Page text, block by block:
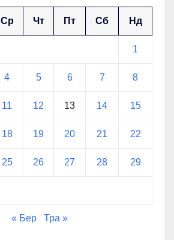
Ср Чт Пт Сб Нд
1
4 5 6 7 8
11 12 13 14 15
18 19 20 21 22
25 26 27 28 29
« Бер Тра »